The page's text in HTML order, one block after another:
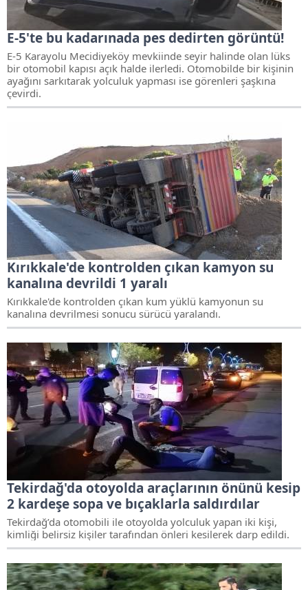
E-5'te bu kadarınada pes dedirten görüntü!
E-5 Karayolu Mecidiyeköy mevkiinde seyir halinde olan lüks
bir otomobil kapısı açık halde ilerledi. Otomobilde bir kişinin
ayağını sarkıtarak yolculuk yapması ise görenleri şaşkına
çevirdi.
Kırıkkale'de kontrolden çıkan kamyon su
kanalına devrildi 1 yaralı
Kırıkkale'de kontrolden çıkan kum yüklü kamyonun su
kanalına devrilmesi sonucu sürücü yaralandı.
Tekirdağ'da otoyolda araçlarının önünü kesip
2 kardeşe sopa ve bıçaklarla saldırdılar
Tekirdağ’da otomobili ile otoyolda yolculuk yapan iki kişi,
kimliği belirsiz kişiler tarafından önleri kesilerek darp edildi.